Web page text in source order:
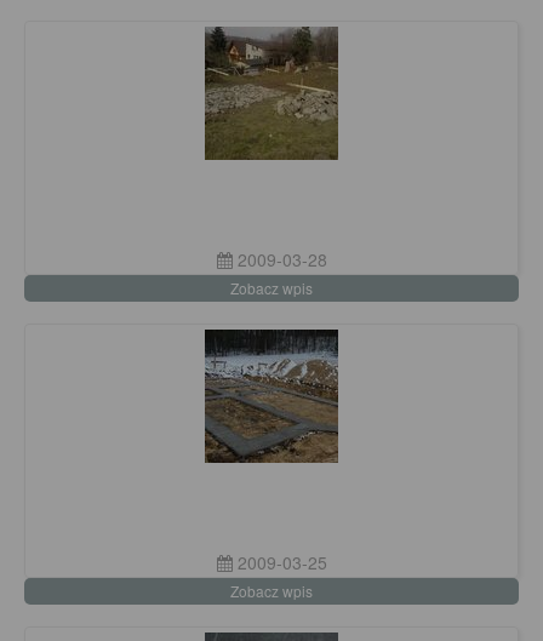
2009-03-28
Zobacz wpis
2009-03-25
Zobacz wpis